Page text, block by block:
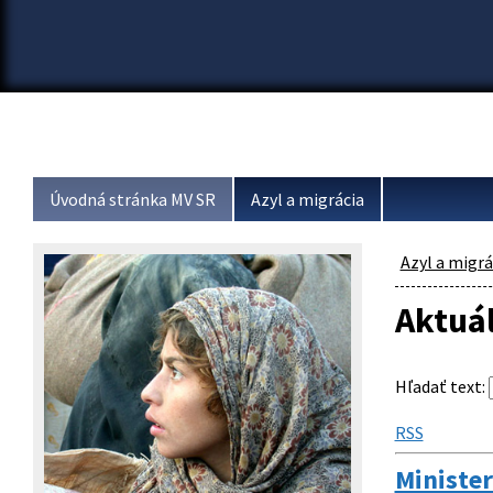
Úvodná stránka MV SR Azyl a migrácia
Azyl a
Hľadať text:
RSS